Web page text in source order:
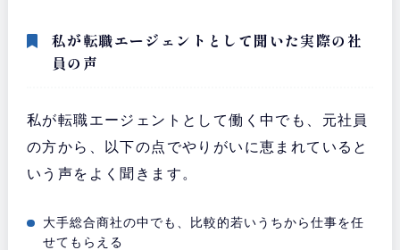
私が転職エージェントとして聞いた実際の社
員の声
私が転職エージェントとして働く中でも、元社員
の方から、以下の点でやりがいに恵まれていると
いう声をよく聞きます。
大手総合商社の中でも、比較的若いうちから仕事を任
せてもらえる